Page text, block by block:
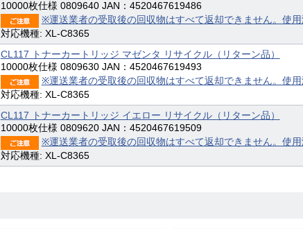
10000枚仕様 0809640 JAN：4520467619486
※運送業者の受取後の回収物はすべて返却できません。使
対応機種: XL-C8365
CL117 トナーカートリッジ マゼンタ リサイクル（リターン品）
10000枚仕様 0809630 JAN：4520467619493
※運送業者の受取後の回収物はすべて返却できません。使
対応機種: XL-C8365
CL117 トナーカートリッジ イエロー リサイクル（リターン品）
10000枚仕様 0809620 JAN：4520467619509
※運送業者の受取後の回収物はすべて返却できません。使
対応機種: XL-C8365